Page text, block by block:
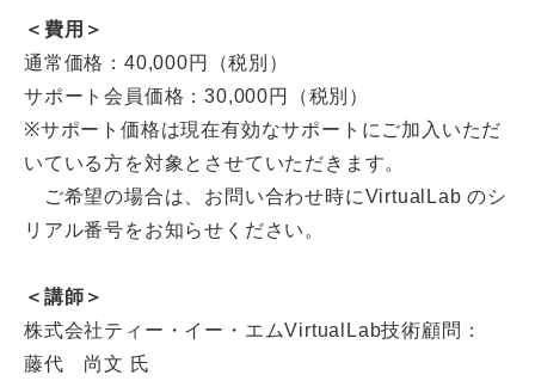
＜費用＞
通常価格：40,000円（税別）
サポート会員価格：30,000円（税別）
※サポート価格は現在有効なサポートにご加入いただ
いている方を対象とさせていただきます。
ご希望の場合は、お問い合わせ時にVirtualLab のシ
リアル番号をお知らせください。
＜講師＞
株式会社ティー・イー・エムVirtualLab技術顧問：
藤代 尚文 氏